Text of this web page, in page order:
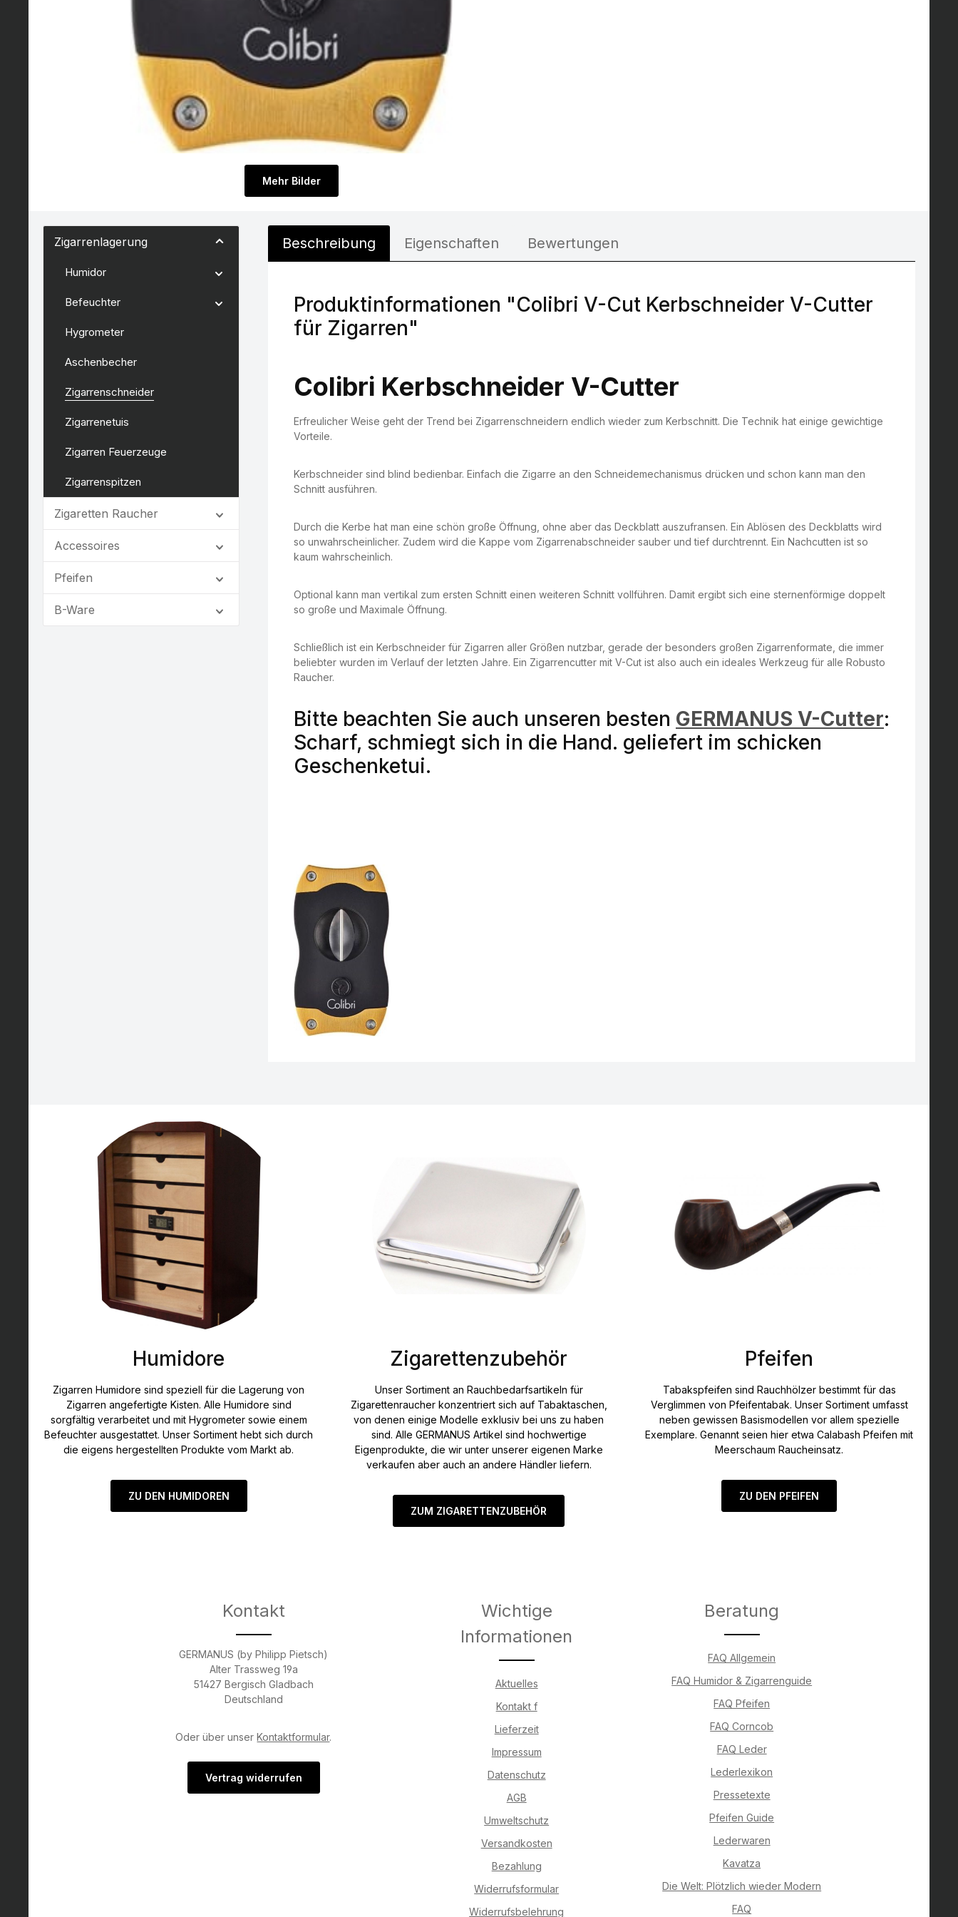
Mehr Bilder
Zigarrenlagerung
Humidor
Befeuchter
Hygrometer
Aschenbecher
Zigarrenschneider
Zigarrenetuis
Zigarren Feuerzeuge
Zigarrenspitzen
Zigaretten Raucher
Accessoires
Pfeifen
B-Ware
Beschreibung Eigenschaften Bewertungen
Produktinformationen "Colibri V-Cut Kerbschneider V-Cutter
für Zigarren"
Colibri Kerbschneider V-Cutter
Erfreulicher Weise geht der Trend bei Zigarrenschneidern endlich wieder zum Kerbschnitt. Die Technik hat einige gewichtige
Vorteile.
Kerbschneider sind blind bedienbar. Einfach die Zigarre an den Schneidemechanismus drücken und schon kann man den
Schnitt ausführen.
Durch die Kerbe hat man eine schön große Öffnung, ohne aber das Deckblatt auszufransen. Ein Ablösen des Deckblatts wird
so unwahrscheinlicher. Zudem wird die Kappe vom Zigarrenabschneider sauber und tief durchtrennt. Ein Nachcutten ist so
kaum wahrscheinlich.
Optional kann man vertikal zum ersten Schnitt einen weiteren Schnitt vollführen. Damit ergibt sich eine sternenförmige doppelt
so große und Maximale Öffnung.
Schließlich ist ein Kerbschneider für Zigarren aller Größen nutzbar, gerade der besonders großen Zigarrenformate, die immer
beliebter wurden im Verlauf der letzten Jahre. Ein Zigarrencutter mit V-Cut ist also auch ein ideales Werkzeug für alle Robusto
Raucher.
Bitte beachten Sie auch unseren besten GERMANUS V-Cutter:
Scharf, schmiegt sich in die Hand. geliefert im schicken
Geschenketui.
Humidore
Zigarren Humidore sind speziell für die Lagerung von
Zigarren angefertigte Kisten. Alle Humidore sind
sorgfältig verarbeitet und mit Hygrometer sowie einem
Befeuchter ausgestattet. Unser Sortiment hebt sich durch
die eigens hergestellten Produkte vom Markt ab.
ZU DEN HUMIDOREN
Zigarettenzubehör
Unser Sortiment an Rauchbedarfsartikeln für
Zigarettenraucher konzentriert sich auf Tabaktaschen,
von denen einige Modelle exklusiv bei uns zu haben
sind. Alle GERMANUS Artikel sind hochwertige
Eigenprodukte, die wir unter unserer eigenen Marke
verkaufen aber auch an andere Händler liefern.
ZUM ZIGARETTENZUBEHÖR
Pfeifen
Tabakspfeifen sind Rauchhölzer bestimmt für das
Verglimmen von Pfeifentabak. Unser Sortiment umfasst
neben gewissen Basismodellen vor allem spezielle
Exemplare. Genannt seien hier etwa Calabash Pfeifen mit
Meerschaum Raucheinsatz.
ZU DEN PFEIFEN
Kontakt
GERMANUS (by Philipp Pietsch)
Alter Trassweg 19a
51427 Bergisch Gladbach
Deutschland
Oder über unser Kontaktformular.
Vertrag widerrufen
Wichtige
Informationen
Aktuelles
Kontakt f
Lieferzeit
Impressum
Datenschutz
AGB
Umweltschutz
Versandkosten
Bezahlung
Widerrufsformular
Widerrufsbelehrung
Beratung
FAQ Allgemein
FAQ Humidor & Zigarrenguide
FAQ Pfeifen
FAQ Corncob
FAQ Leder
Lederlexikon
Pressetexte
Pfeifen Guide
Lederwaren
Kavatza
Die Welt: Plötzlich wieder Modern
FAQ